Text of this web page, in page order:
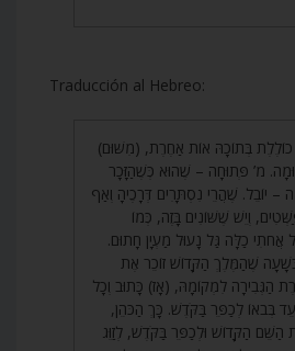
Traducción al Hebreo:
כוֹלֶלֶת בְּתוֹכָהּ אוֹת אַחֶרֶת, (מִשּׁוּם)
מ’ פְּתוּחָה – שֶׁהוּא כְּשֶׁהַזָּכָר
יוֹבֵל. שֶׁהֲרֵי נִסְתָּרִים דְּרָכֶיהָ וְאַף
וְיֵשׁ שֶׁשּׁוֹנִים בָּזֶה, כְּמוֹ
אֲחֹתִי כַלָּה גַּל נָעוּל מַעְיָן חָתוּם.
בְּשָׁעָה שֶׁהַמֶּלֶךְ הַקָּדוֹשׁ זוֹכֵר אֶת
הַגְּבִירָה לִמְקוֹמָהּ, (אָז) כָּתוּב וְכָל
בְּבֹאוֹ לְכַפֵּר בַּקֹּדֶשׁ. כָּךְ הַכֹּהֵן,
הַקָּדוֹשׁ וּלְכַפֵּר בַּקֹּדֶשׁ, לְזַוֵּג